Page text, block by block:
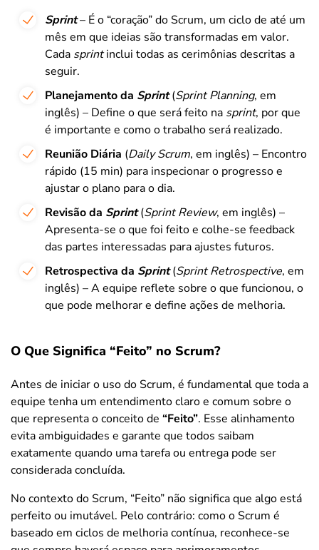
Sprint– É o “coração” do Scrum, um ciclo de até um
mês em que ideias são transformadas em valor.
Cada sprintinclui todas as cerimônias descritas a
seguir.
Planejamento da Sprint(Sprint Planning, em
inglês) – Define o que será feito na sprint, por que
é importante e como o trabalho será realizado.
Reunião Diária (Daily Scrum, em inglês) – Encontro
rápido (15 min) para inspecionar o progresso e
ajustar o plano para o dia.
Revisão da Sprint(Sprint Review, em inglês) –
Apresenta-se o que foi feito e colhe-se feedback
das partes interessadas para ajustes futuros.
Retrospectiva da Sprint(Sprint Retrospective, em
inglês) – A equipe reflete sobre o que funcionou, o
que pode melhorar e define ações de melhoria.
O Que Significa “Feito” no Scrum?
Antes de iniciar o uso do Scrum, é fundamental que toda a
equipe tenha um entendimento claro e comum sobre o
que representa o conceito de “Feito”. Esse alinhamento
evita ambiguidades e garante que todos saibam
exatamente quando uma tarefa ou entrega pode ser
considerada concluída.
No contexto do Scrum, “Feito” não significa que algo está
perfeito ou imutável. Pelo contrário: como o Scrum é
baseado em ciclos de melhoria contínua, reconhece-se